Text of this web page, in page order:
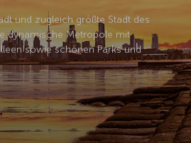
und zugleich größte Stadt des
dynamische Metropole mit
sowie schönen Parks und